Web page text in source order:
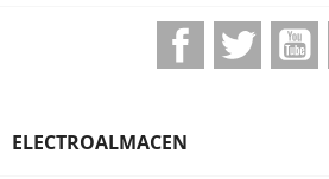
FacebookTwitter
ELECTROALMACEN